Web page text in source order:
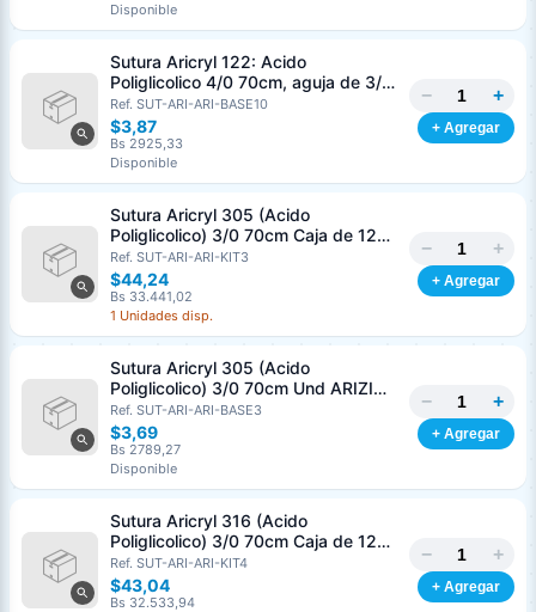
Disponible
Sutura Aricryl 122: Acido
Poliglicolico 4/0 70cm, aguja de 3/8
Corte Inverso 19mm Und ARIZI
Absorbible
Ref. SUT-ARI-ARI-BASE10
$3,87
Bs 2925,33
Disponible
− +
+ Agregar
Sutura Aricryl 305 (Acido
Poliglicolico) 3/0 70cm Caja de 12
Unds ARIZI Aguja de 1/2 Circulo
Punta Conica 17mm
Ref. SUT-ARI-ARI-KIT3
$44,24
Bs 33.441,02
1 Unidades disp.
− +
+ Agregar
Sutura Aricryl 305 (Acido
Poliglicolico) 3/0 70cm Und ARIZI
Aguja de 1/2 Circulo Punta Conica
17mm
Ref. SUT-ARI-ARI-BASE3
$3,69
Bs 2789,27
Disponible
− +
+ Agregar
Sutura Aricryl 316 (Acido
Poliglicolico) 3/0 70cm Caja de 12
Unds ARIZI Aguja de 1/2 Circulo
Punta Conica 26mm
Ref. SUT-ARI-ARI-KIT4
$43,04
Bs 32.533,94
− +
+ Agregar